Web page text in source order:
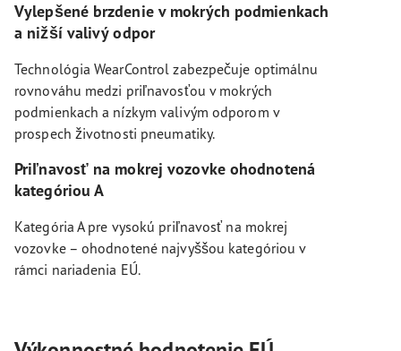
Vylepšené brzdenie v mokrých podmienkach
a nižší valivý odpor
Technológia WearControl zabezpečuje optimálnu
rovnováhu medzi priľnavosťou v mokrých
podmienkach a nízkym valivým odporom v
prospech životnosti pneumatiky.
Priľnavosť na mokrej vozovke ohodnotená
kategóriou A
Kategória A pre vysokú priľnavosť na mokrej
vozovke – ohodnotené najvyššou kategóriou v
rámci nariadenia EÚ.